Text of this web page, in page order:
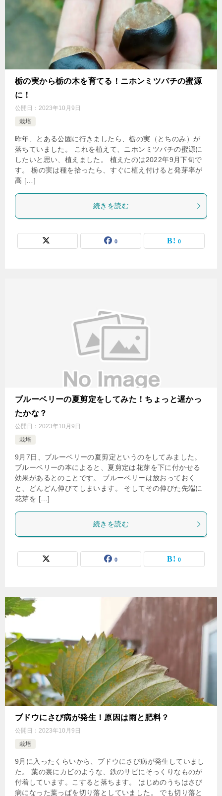
栃の実から栃の木を育てる！ニホンミツバチの蜜源
に！
公開日： 2023年10月9日
栽培
昨年、とある公園に行きましたら、栃の実（とちのみ）が
落ちていました。 これを植えて、ニホンミツバチの蜜源に
したいと思い、植えました。 植えたのは2022年9月下旬で
す。 栃の実は種を拾ったら、すぐに植え付けると発芽率が
高 […]
続きを読む
0 0
ブルーベリーの夏剪定をしてみた！ちょっと遅かっ
たかな？
公開日： 2023年10月9日
栽培
9月7日、ブルーベリーの夏剪定というのをしてみました。
ブルーベリーの本によると、夏剪定は花芽を下に付かせる
効果があるとのことです。 ブルーベリーは放おっておく
と、どんどん伸びてしまいます。 そしてその伸びた先端に
花芽を […]
続きを読む
0 0
ブドウにさび病が発生！原因は雨と肥料？
公開日： 2023年10月9日
栽培
9月に入ったくらいから、ブドウにさび病が発生していまし
た。 葉の裏にカビのような、鉄のサビにそっくりなものが
付着しています。こすると落ちます。 はじめのうちはさび
病になった葉っぱを切り落としていました。 でも切り落と